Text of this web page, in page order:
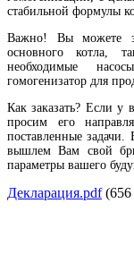
стабильной формулы
Важно! Вы можете
основного котла,
необходимые
гомогенизатор для
Как заказать? Если у
просим его
поставленные
вышлем Вам свой
параметры вашего
Декларация.pdf